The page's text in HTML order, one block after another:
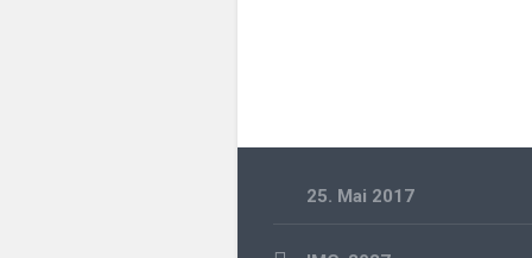
25. Mai 2017